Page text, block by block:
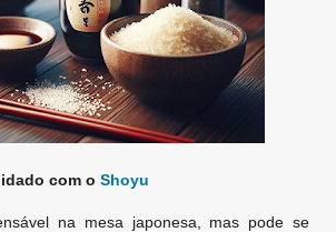
com o Shoyu
na mesa japonesa, mas pode se